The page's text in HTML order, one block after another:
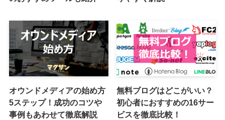
オウンドメディアの始め方
5ステップ！成功のコツや
事例もあわせて徹底解説
無料ブログはどこがいい？
初心者におすすめの16サー
ビスを徹底比較！